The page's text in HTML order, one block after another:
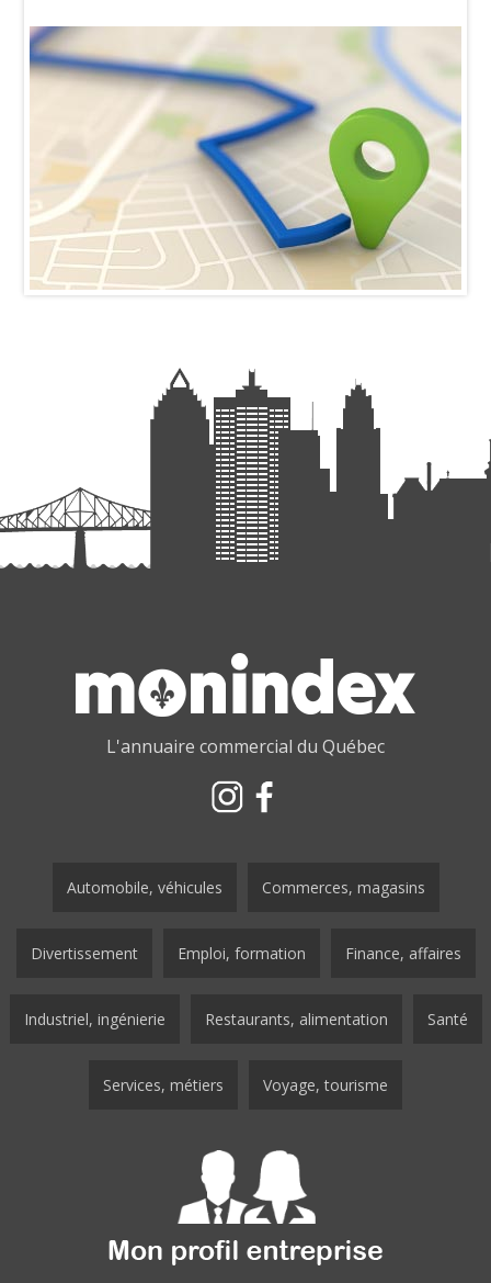
L'annuaire commercial du Québec
Automobile, véhicules Commerces, magasins
Divertissement Emploi, formation Finance, affaires
Industriel, ingénierie Restaurants, alimentation Santé
Services, métiers Voyage, tourisme